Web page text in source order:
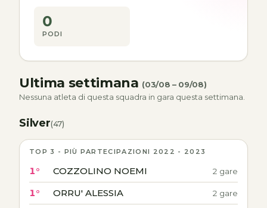
0
PODI
Ultima settimana (03/08 – 09/08)
Nessuna atleta di questa squadra in gara questa settimana.
Silver(47)
TOP 3 - PIÙ PARTECIPAZIONI 2022 - 2023
1° COZZOLINO NOEMI 2 gare
1° ORRU' ALESSIA 2 gare